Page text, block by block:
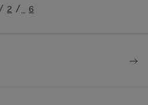
2 … 6